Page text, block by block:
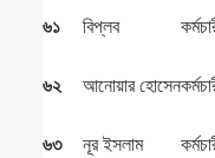
৬১ বিপ্লব
৬২ আনোয়ার হোসেন
৬৩ নূর ইসলাম